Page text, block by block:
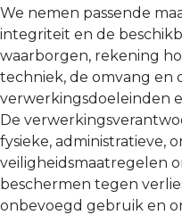
We nemen passende
integriteit en de
waarborgen, rekening
techniek, de omvang en
verwerkingsdoeleinden
De
fysieke, administratieve,
veiligheidsmaatregelen
beschermen tegen
onbevoegd gebruik en